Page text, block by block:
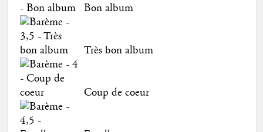
Bon album
Très bon album
Coup de coeur